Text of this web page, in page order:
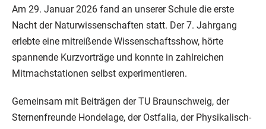
Am 29. Januar 2026 fand an unserer Schule die erste
Nacht der Naturwissenschaften statt. Der 7. Jahrgang
erlebte eine mitreißende Wissenschaftsshow, hörte
spannende Kurzvorträge und konnte in zahlreichen
Mitmachstationen selbst experimentieren.
Gemeinsam mit Beiträgen der TU Braunschweig, der
Sternenfreunde Hondelage, der Ostfalia, der Physikalisch-